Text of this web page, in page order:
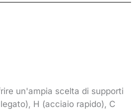
un'ampia scelta di supporti
H (acciaio rapido), C